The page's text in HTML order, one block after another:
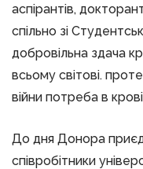
аспірантів,
спільно зі
добровільна здача
всьому світові.
війни потреба в
До дня Донора
співробітники